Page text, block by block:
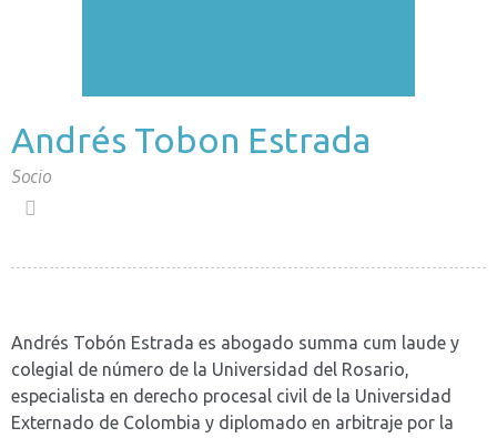
Andrés Tobon Estrada
Socio
Andrés Tobón Estrada es abogado summa cum laude y
colegial de número de la Universidad del Rosario,
especialista en derecho procesal civil de la Universidad
Externado de Colombia y diplomado en arbitraje por la